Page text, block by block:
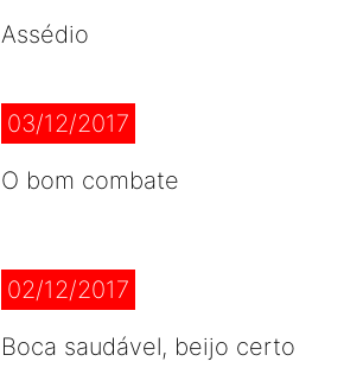
Assédio
03/12/2017
O bom combate
02/12/2017
Boca saudável, beijo certo